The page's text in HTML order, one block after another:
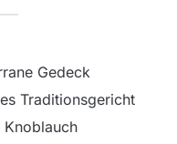
Gedeck
Traditionsgericht
Knoblauch